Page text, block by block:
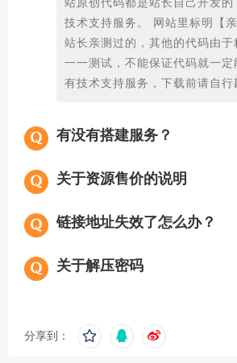
站原创代码都是站长自己开发的
技术支持服务。 网站里标明【
站长亲测过的，其他的代码由于
一一测试，不能保证代码就一定
有技术支持服务，下载前请自行
有没有搭建服务？
关于资源售价的说明
链接地址失效了怎么办？
关于解压密码
分享到：